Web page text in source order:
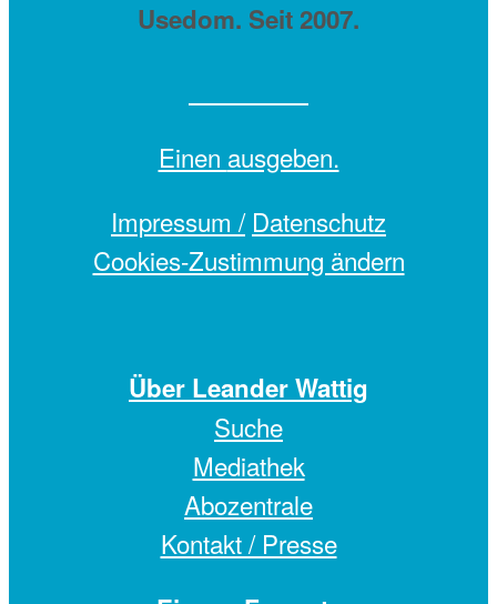
Usedom. Seit 2007.
Einen ausgeben.
Impressum / Datenschutz
Cookies-Zustimmung ändern
Über Leander Wattig
Suche
Mediathek
Abozentrale
Kontakt / Presse